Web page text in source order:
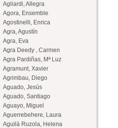
Agliardi, Allegra
Agora, Ensemble
Agostinelli, Enrica
Agra, Agustín
Agra, Eva
Agra Deedy , Carmen
Agra Pardiñas, Mª Luz
Agramunt, Xavier
Agrimbau, Diego
Aguado, Jesús
Aguado, Santiago
Aguayo, Miguel
Aguerrebehere, Laura
Aguilà Ruzola, Helena